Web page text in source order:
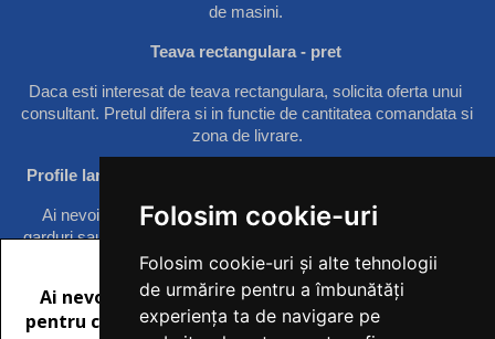
Folosim cookie-uri
Folosim cookie-uri și alte tehnologii
de urmărire pentru a îmbunătăți
experiența ta de navigare pe
de masini.
Teava rectangulara - pret
Daca esti interesat de teava rectangulara, solicita oferta unui
consultant. Pretul difera si in functie de cantitatea comandata si
zona de livrare.
Profile laminate – cornier si platbanda pe comanda rapida
Ai nevoie de produse pentru constructii metalice de porti,
garduri sau rame de geam? Oferim corniere din otel laminat la
cald rezistente in timp. Totodata, pentru constructiile civile sau
industriale dispunem si de o gama vasta de profile laminate tip
platbanda, fabricate din otel si acestea cu o durabilitate ridicata.
Totodata poti afla destul de usor pretul europrofilelor accesand